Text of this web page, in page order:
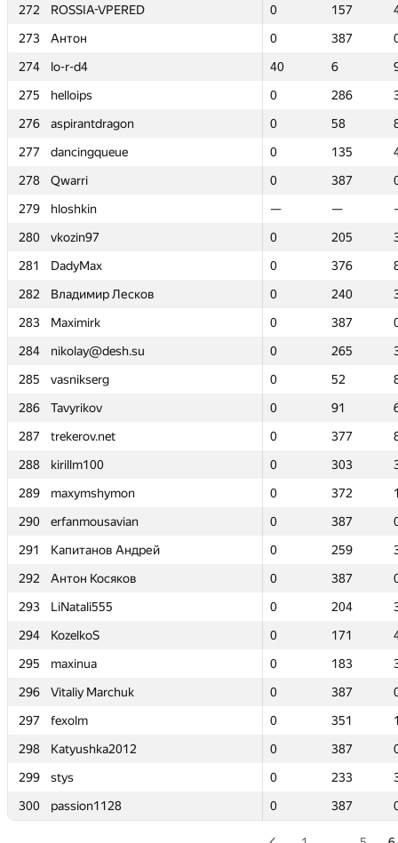
272
ROSSIA-VPERED 0 157
273
Антон 0 387
274
lo-r-d4 40 6
275
helloips 0 286
276
aspirantdragon 0 58
277
dancingqueue 0 135
278
Qwarri 0 387
279
hloshkin — —
280
vkozin97 0 205
281
DadyMax 0 376
282
Владимир Лесков 0 240
283
Maximirk 0 387
284
nikolay@desh.su 0 265
285
vasnikserg 0 52
286
Tavyrikov 0 91
287
trekerov.net 0 377
288
kirillm100 0 303
289
maxymshymon 0 372
290
erfanmousavian 0 387
291
Капитанов Андрей 0 259
292
Антон Косяков 0 387
293
LiNatali555 0 204
294
KozelkoS 0 171
295
maxinua 0 183
296
Vitaliy Marchuk 0 387
297
fexolm 0 351
298
Katyushka2012 0 387
299
stys 0 233
300
passion1128 0 387
272
ROSSIA-VPERED 0 157
273
Антон 0 387
274
lo-r-d4 40 6
275
helloips 0 286
276
aspirantdragon 0 58
277
dancingqueue 0 135
278
Qwarri 0 387
279
hloshkin — —
280
vkozin97 0 205
281
DadyMax 0 376
282
Владимир Лесков 0 240
283
Maximirk 0 387
284
nikolay@desh.su 0 265
285
vasnikserg 0 52
286
Tavyrikov 0 91
287
trekerov.net 0 377
288
kirillm100 0 303
289
maxymshymon 0 372
290
erfanmousavian 0 387
291
Капитанов Андрей 0 259
292
Антон Косяков 0 387
293
LiNatali555 0 204
294
KozelkoS 0 171
295
maxinua 0 183
296
Vitaliy Marchuk 0 387
297
fexolm 0 351
298
Katyushka2012 0 387
299
stys 0 233
300
passion1128 0 387